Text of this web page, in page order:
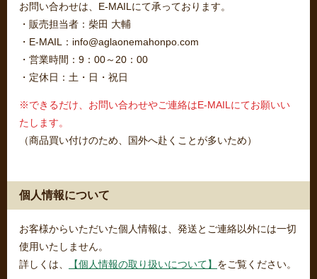
お問い合わせは、E-MAILにて承っております。
・販売担当者：柴田 大輔
・E-MAIL：info@aglaonemahonpo.com
・営業時間：9：00～20：00
・定休日：土・日・祝日
※できるだけ、お問い合わせやご連絡はE-MAILにてお願いい
たします。
（商品買い付けのため、国外へ赴くことが多いため）
個人情報について
お客様からいただいた個人情報は、発送とご連絡以外には一切
使用いたしません。
詳しくは、
【個人情報の取り扱いについて】 をご覧ください。